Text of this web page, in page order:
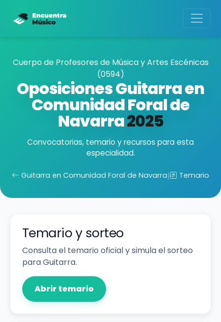
Cuerpo de Profesores de Música y Artes Escénicas
(0594)
Oposiciones Guitarra en
Comunidad Foral de
Navarra2025
Convocatorias, temario y recursos para esta
especialidad.
Guitarra en Comunidad Foral de Navarra| Temario
Temario y sorteo
Consulta el temario oficial y simula el sorteo
para Guitarra.
Abrir temario